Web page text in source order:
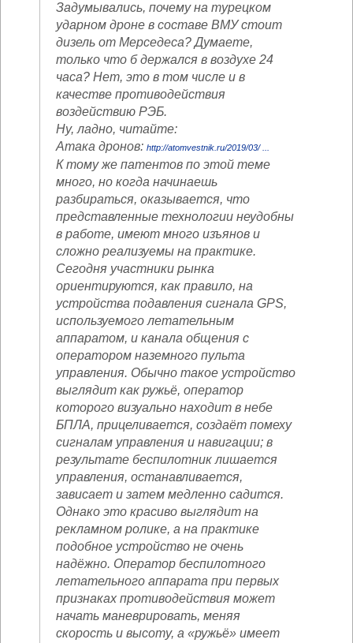
Задумывались, почему на турецком
ударном дроне в составе ВМУ стоит
дизель от Мерседеса? Думаете,
только что б держался в воздухе 24
часа? Нет, это в том числе и в
качестве противодействия
воздействию РЭБ.
Ну, ладно, читайте:
Атака дронов: http://atomvestnik.ru/2019/03/ ...
К тому же патентов по этой теме
много, но когда начинаешь
разбираться, оказывается, что
представленные технологии неудобны
в работе, имеют много изъянов и
сложно реализуемы на практике.
Сегодня участники рынка
ориентируются, как правило, на
устройства подавления сигнала GPS,
используемого летательным
аппаратом, и канала общения с
оператором наземного пульта
управления. Обычно такое устройство
выглядит как ружьё, оператор
которого визуально находит в небе
БПЛА, прицеливается, создаёт помеху
сигналам управления и навигации; в
результате беспилотник лишается
управления, останавливается,
зависает и затем медленно садится.
Однако это красиво выглядит на
рекламном ролике, а на практике
подобное устройство не очень
надёжно. Оператор беспилотного
летательного аппарата при первых
признаках противодействия может
начать маневрировать, меняя
скорость и высоту, а «ружьё» имеет